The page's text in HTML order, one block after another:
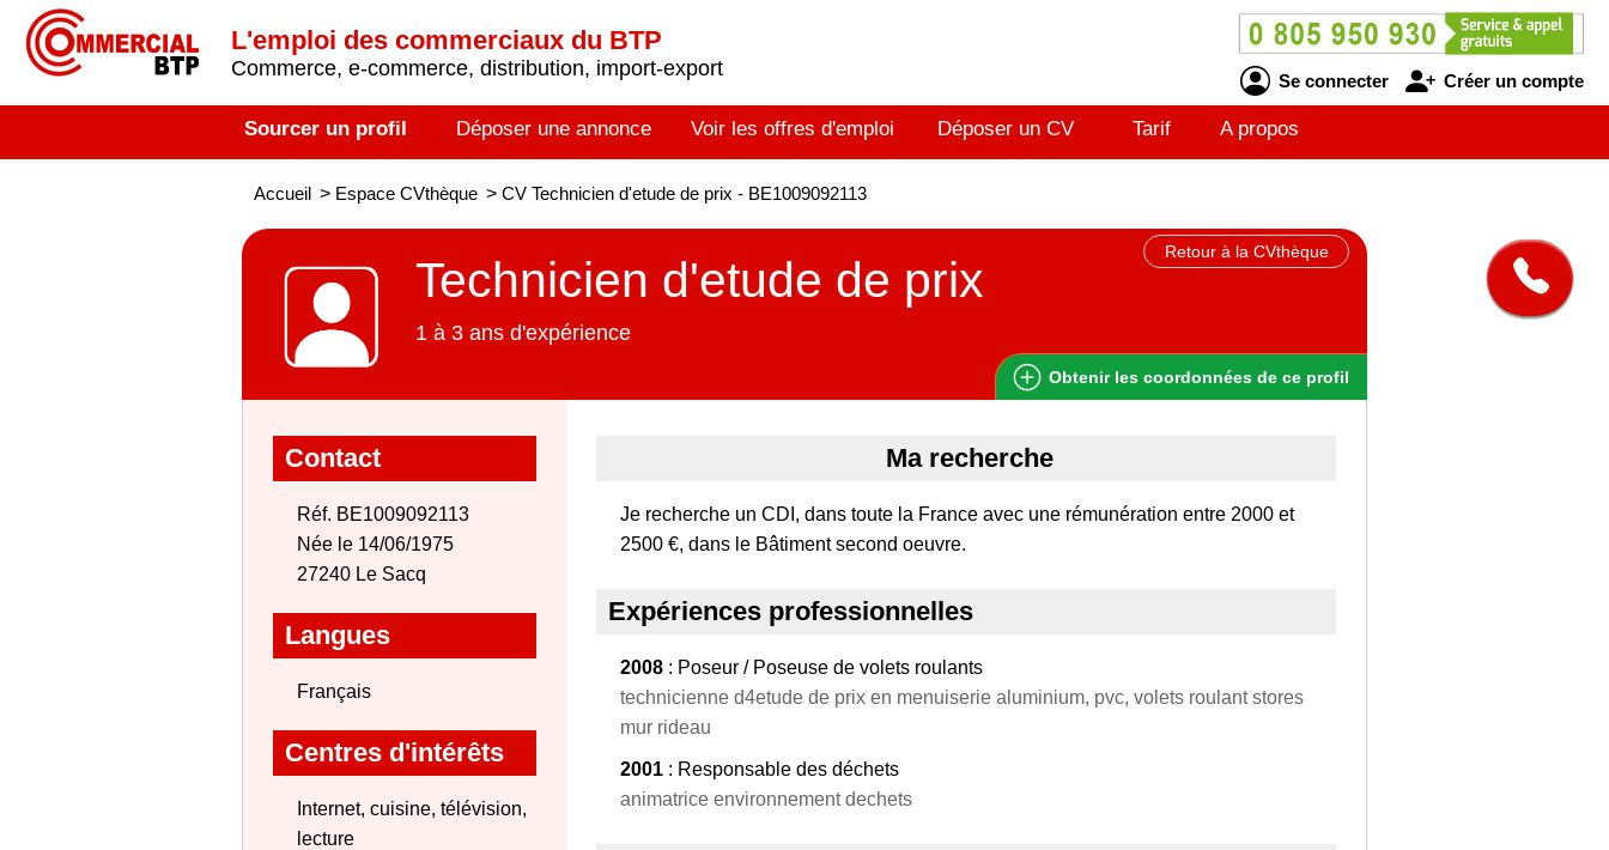
L'emploi des commerciaux du BTP
Commerce, e-commerce, distribution, import-export
Se connecter Créer un compte
Sourcer un profil Déposer une annonce Voir les offres d'emploi Déposer un CV Tarif A propos
Accueil > Espace CVthèque > CV Technicien d'etude de prix - BE1009092113
Retour à la CVthèque
Technicien d'etude de prix
1 à 3 ans d'expérience
Obtenir les coordonnées de ce profil
Contact
Réf. BE1009092113
Née le 14/06/1975
27240 Le Sacq
Langues
Français
Centres d'intérêts
Internet, cuisine, télévision,
lecture
Ma recherche
Je recherche un CDI, dans toute la France avec une rémunération entre 2000 et
2500 €, dans le Bâtiment second oeuvre.
Expériences professionnelles
2008 : Poseur / Poseuse de volets roulants
technicienne d4etude de prix en menuiserie aluminium, pvc, volets roulant stores
mur rideau
2001 : Responsable des déchets
animatrice environnement dechets